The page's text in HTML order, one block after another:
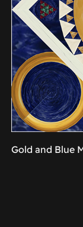
Gold and Blue